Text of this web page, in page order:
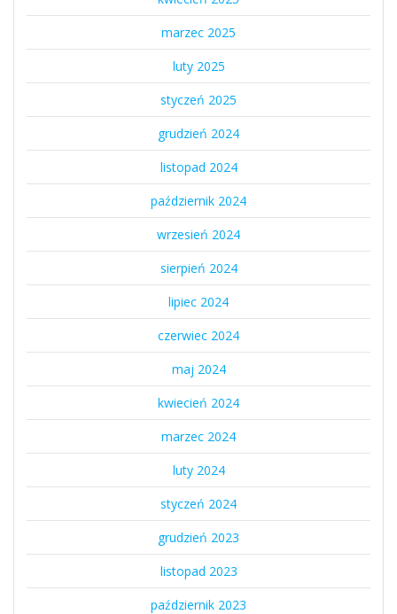
marzec 2025
luty 2025
styczeń 2025
grudzień 2024
listopad 2024
październik 2024
wrzesień 2024
sierpień 2024
lipiec 2024
czerwiec 2024
maj 2024
kwiecień 2024
marzec 2024
luty 2024
styczeń 2024
grudzień 2023
listopad 2023
październik 2023